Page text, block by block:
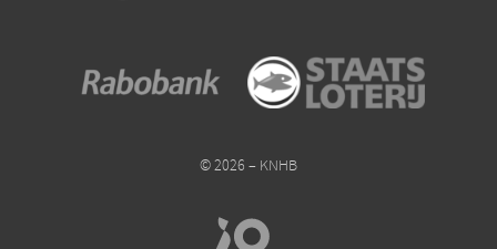
© 2026 – KNHB